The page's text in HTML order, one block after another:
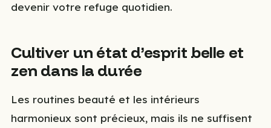
devenir votre refuge quotidien.
Cultiver un état d’esprit belle et
zen dans la durée
Les routines beauté et les intérieurs
harmonieux sont précieux, mais ils ne suffisent